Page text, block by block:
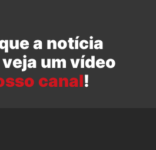
a notícia
um vídeo
canal!